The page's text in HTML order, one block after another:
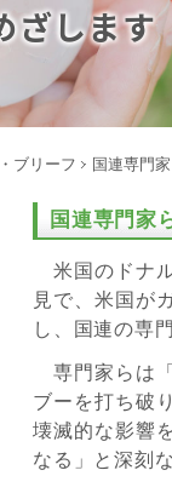
ざします
ブリーフ 国連専門
国連専門家
米国のドナ
見で、米国が
し、国連の専
専門家らは
ブーを打ち破
壊滅的な影響
なる」と深刻